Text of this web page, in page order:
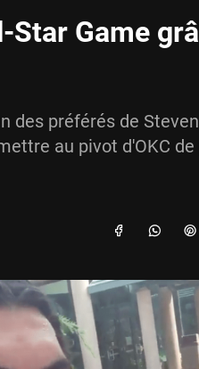
Game
des préférés de
au pivot d'OKC